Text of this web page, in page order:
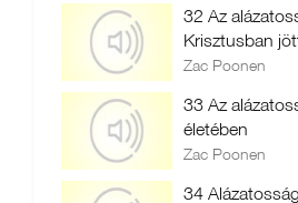
32 Az
Krisztusban
Zac Poonen
33 Az
életében
Zac Poonen
34